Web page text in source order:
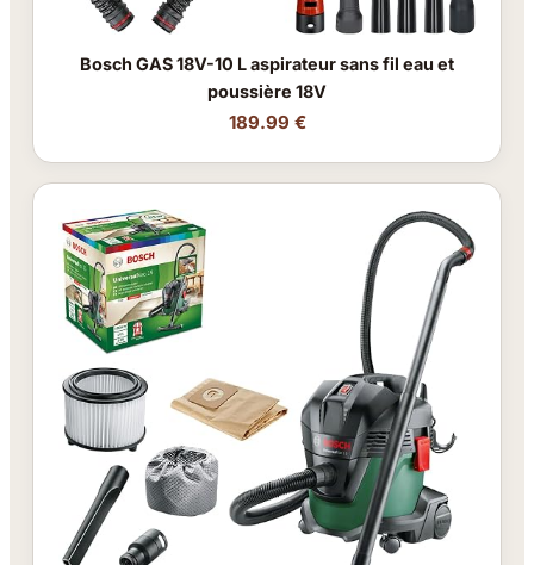
Bosch GAS 18V-10 L aspirateur sans fil eau et
poussière 18V
189.99 €